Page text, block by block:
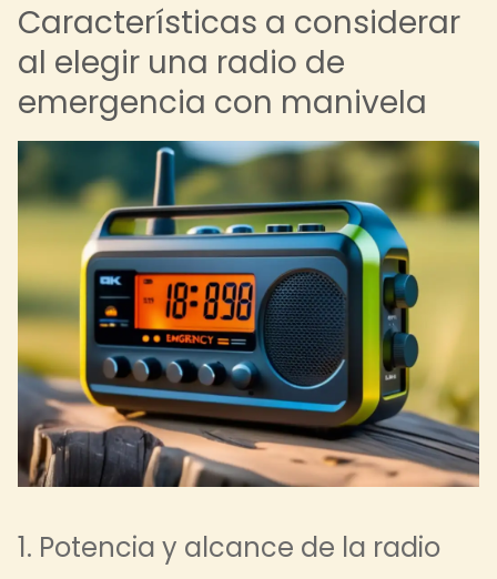
Características a considerar
al elegir una radio de
emergencia con manivela
1. Potencia y alcance de la radio